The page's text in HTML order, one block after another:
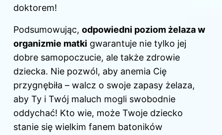
doktorem!
Podsumowując, odpowiedni poziom żelaza w
organizmie matki gwarantuje nie tylko jej
dobre samopoczucie, ale także zdrowie
dziecka. Nie pozwól, aby anemia Cię
przygnębiła – walcz o swoje zapasy żelaza,
aby Ty i Twój maluch mogli swobodnie
oddychać! Kto wie, może Twoje dziecko
stanie się wielkim fanem batoników